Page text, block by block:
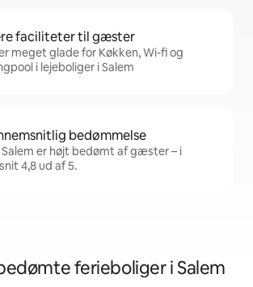
faciliteter til gæster
meget glade for Køkken, Wi-fi og
i lejeboliger i Salem
bedømmelse
er højt bedømt af gæster – i
4,8 ud af 5.
ferieboliger i Salem